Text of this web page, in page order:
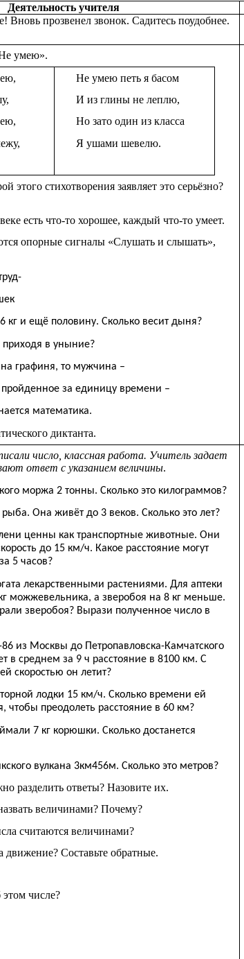
Деятельность учителя
Вновь прозвенел звонок. Садитесь поудобнее.
умею».
Не умею петь я басом
И из глины не леплю,
Но зато один из класса
Я ушами шевелю.
этого стихотворения заявляет это серьёзно?
есть что-то хорошее, каждый что-то умеет.
опорные сигналы «Слушать и слышать»,
кг и ещё половину. Сколько весит дыня?
в уныние?
графиня, то мужчина –
пройденное за единицу времени –
математика.
диктанта.
число, классная работа. Учитель задает
ответ с указанием величины.
моржа 2 тонны. Сколько это килограммов?
рыба. Она живёт до 3 веков. Сколько это лет?
ценны как транспортные животные. Они
до 15 км/ч. Какое расстояние могут
5 часов?
лекарственными растениями. Для аптеки
можжевельника, а зверобоя на 8 кг меньше.
зверобоя? Вырази полученное число в
из Москвы до Петропавловска-Камчатского
в среднем за 9 ч расстояние в 8100 км. С
скоростью он летит?
лодки 15 км/ч. Сколько времени ей
чтобы преодолеть расстояние в 60 км?
7 кг корюшки. Сколько достанется
вулкана 3км456м. Сколько это метров?
разделить ответы? Назовите их.
величинами? Почему?
считаются величинами?
движение? Составьте обратные.
числе?